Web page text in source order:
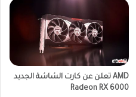
AMD تعلن عن كارت الشاشة الجديد
Radeon RX 6000